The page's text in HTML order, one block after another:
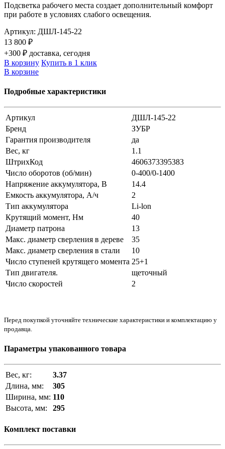
Подсветка рабочего места создает дополнительный комфорт
при работе в условиях слабого освещения.
Артикул: ДШЛ-145-22
13 800 ₽
+300 ₽ доставка, сегодня
В корзину Купить в 1 клик
В корзине
Подробные характеристики
Артикул
ДШЛ-145-22
Бренд
ЗУБР
Гарантия производителя
да
Вес, кг
1.1
ШтрихКод
4606373395383
Число оборотов (об/мин)
0-400/0-1400
Напряжение аккумулятора, В
14.4
Емкость аккумулятора, А/ч
2
Тип аккумулятора
Li-lon
Крутящий момент, Нм
40
Диаметр патрона
13
Макс. диаметр сверления в дереве
35
Макс. диаметр сверления в стали
10
Число ступеней крутящего момента 25+1
Тип двигателя.
щеточный
Число скоростей
2
Перед покупкой уточняйте технические характеристики и комплектацию у
продавца.
Параметры упакованного товара
Вес, кг:
3.37
Длина, мм:
305
Ширина, мм: 110
Высота, мм:
295
Комплект поставки